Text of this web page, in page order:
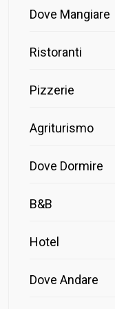
Dove Mangiare
Ristoranti
Pizzerie
Agriturismo
Dove Dormire
B&B
Hotel
Dove Andare